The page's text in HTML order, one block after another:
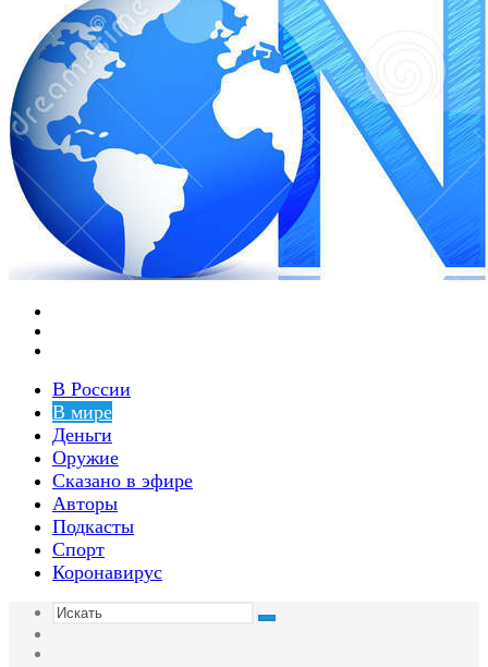
В России
В мире
Деньги
Оружие
Сказано в эфире
Авторы
Подкасты
Спорт
Коронавирус
Искать